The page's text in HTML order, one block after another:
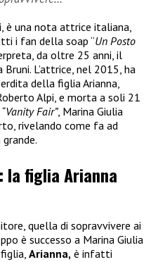
è una nota attrice italiana,
i fan della soap “Un Posto
da oltre 25 anni, il
L’attrice, nel 2015, ha
della figlia Arianna,
Alpi, e morta a soli 21
“Vanity Fair”, Marina Giulia
rivelando come fa ad
la figlia Arianna
quella di sopravvivere ai
è successo a Marina Giulia
Arianna, è infatti